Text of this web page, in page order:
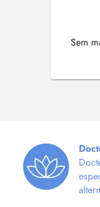
Sem